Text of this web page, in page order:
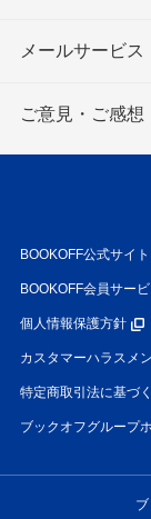
メールサービス
ご意見・ご感想
BOOKOFF公式サイト
BOOKOFF会員サー
個人情報保護方針
カスタマーハラスメ
特定商取引法に基づ
ブックオフグループ